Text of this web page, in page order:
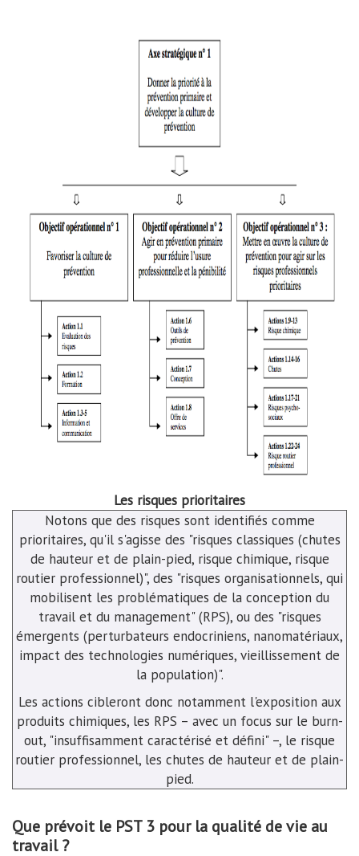
Notons que des risques sont identifiés comme
prioritaires, qu'il s'agisse des "risques classiques (chutes
de hauteur et de plain-pied, risque chimique, risque
routier professionnel)", des "risques organisationnels, qui
mobilisent les problématiques de la conception du
travail et du management" (RPS), ou des "risques
émergents (perturbateurs endocriniens, nanomatériaux,
impact des technologies numériques, vieillissement de
la population)".
Les actions cibleront donc notamment l'exposition aux
produits chimiques, les RPS – avec un focus sur le burn-
out, "insuffisamment caractérisé et défini" –, le risque
routier professionnel, les chutes de hauteur et de plain-
pied.
Les risques prioritaires
Que prévoit le PST 3 pour la qualité de vie au
travail ?